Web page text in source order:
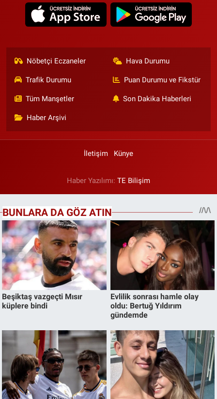
Nöbetçi Eczaneler Hava Durumu
Trafik Durumu Puan Durumu ve Fikstür
Tüm Manşetler Son Dakika Haberleri
Haber Arşivi
İletişim Künye
Haber Yazılımı: TE Bilişim